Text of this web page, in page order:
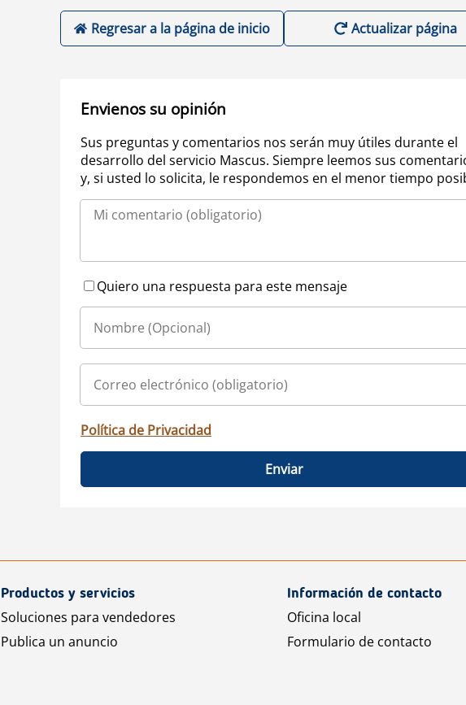
Regresar a la página de inicio Actualizar página
Envienos su opinión
Sus preguntas y comentarios nos serán muy útiles durante el
desarrollo del servicio Mascus. Siempre leemos sus
y, si usted lo solicita, le respondemos en el menor tiempo
Quiero una respuesta para este mensaje
Política de Privacidad
Enviar
Productos y servicios
Soluciones para vendedores
Publica un anuncio
Información de contacto
Oficina local
Formulario de contacto